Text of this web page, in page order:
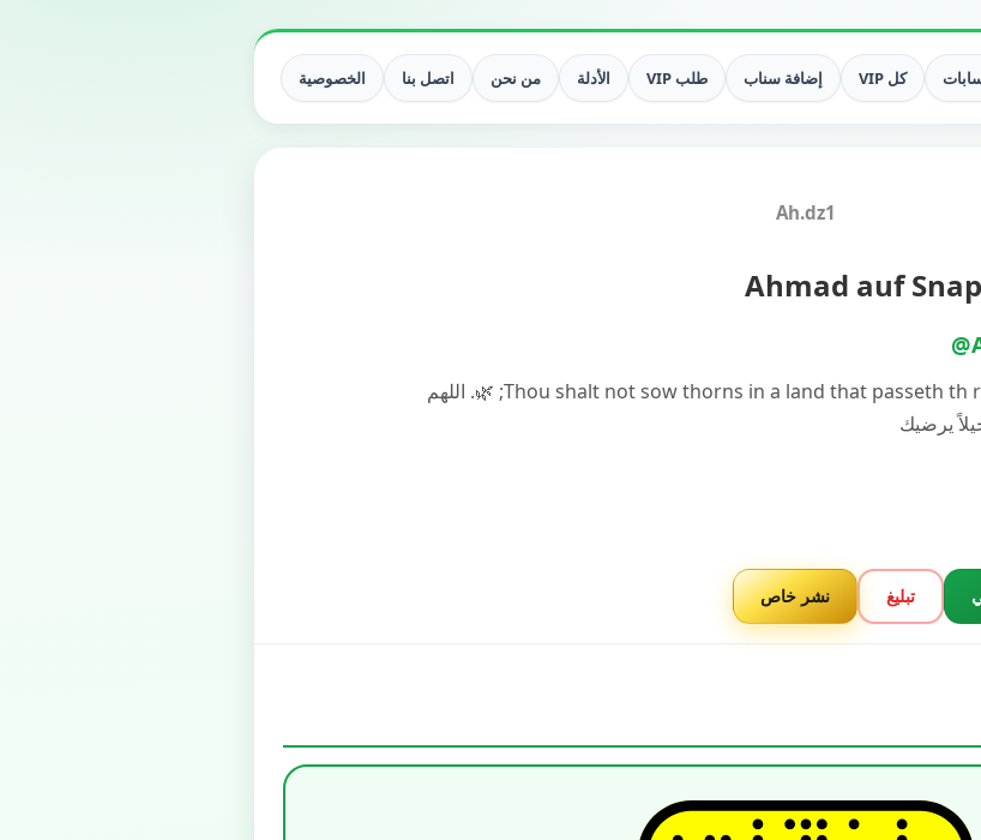
كل VIP إضافة سناب طلب VIP الأدلة من نحن اتصل بنا الخصوصية
Ah.dz1
Ahmad auf
Thou shalt not sow thorns in a land that passeth th rough it; 🌿. اللهم
يرضيك
تبليغ نشر خاص